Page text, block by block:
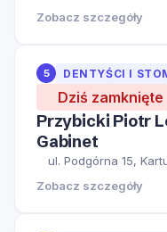
Zobacz szczegóły
5 DENTYŚCI I
Dziś zamknięte
Przybicki Piotr
Gabinet
ul. Podgórna 15,
Zobacz szczegóły